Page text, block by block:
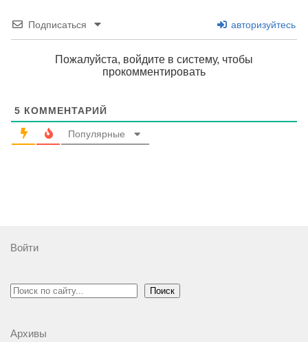
Подписаться авторизуйтесь
Пожалуйста, войдите в систему, чтобы
прокомментировать
5 КОММЕНТАРИЙ
Популярные
Войти
Поиск Поиск
Архивы